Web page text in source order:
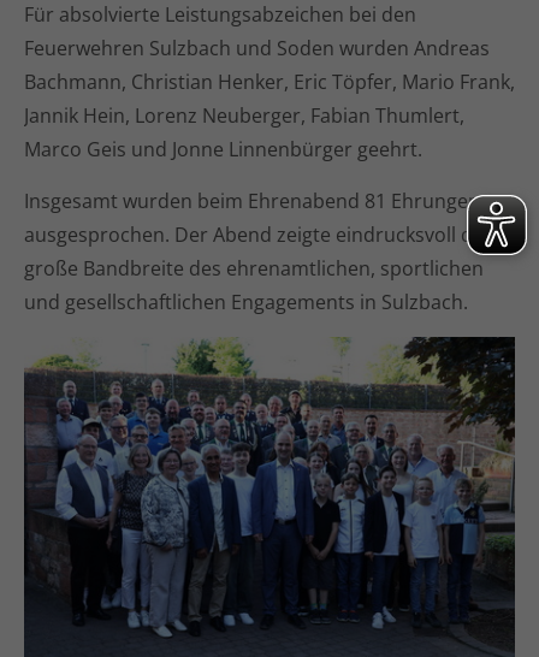
Für absolvierte Leistungsabzeichen bei den
Feuerwehren Sulzbach und Soden wurden Andreas
Bachmann, Christian Henker, Eric Töpfer, Mario Frank,
Jannik Hein, Lorenz Neuberger, Fabian Thumlert,
Marco Geis und Jonne Linnenbürger geehrt.
Insgesamt wurden beim Ehrenabend 81 Ehrungen
ausgesprochen. Der Abend zeigte eindrucksvoll die
große Bandbreite des ehrenamtlichen, sportlichen
und gesellschaftlichen Engagements in Sulzbach.